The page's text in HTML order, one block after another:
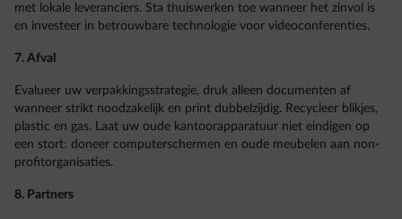
met lokale leveranciers. Sta thuiswerken toe wanneer het zinvol is
en investeer in betrouwbare technologie voor videoconferenties.
7. Afval
Evalueer uw verpakkingsstrategie, druk alleen documenten af
wanneer strikt noodzakelijk en print dubbelzijdig. Recycleer blikjes,
plastic en gas. Laat uw oude kantoorapparatuur niet eindigen op
een stort: doneer computerschermen en oude meubelen aan non-
profitorganisaties.
8. Partners